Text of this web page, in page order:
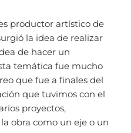
productor artístico de
la idea de realizar
de hacer un
temática fue mucho
que fue a finales del
que tuvimos con el
proyectos,
obra como un eje o un